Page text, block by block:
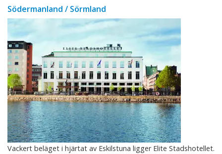
Södermanland / Sörmland
Vackert beläget i hjärtat av Eskilstuna ligger Elite Stadshotellet.